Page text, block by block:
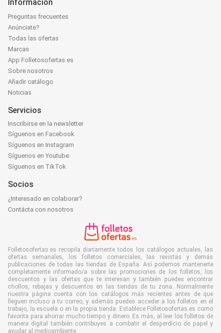
Información
Preguntas frecuentes
Anúnciate?
Todas las ofertas
Marcas
App Folletosofertas.es
Sobre nosotros
Añadir catálogo
Noticias
Servicios
Inscribirse en la newsletter
Síguenos en Facebook
Síguenos en Instagram
Síguenos en Youtube
Síguenos en TikTok
Socios
¿Interesado en colaborar?
Contácta con nosotros
Folletosofertas.es recopila diariamente todos los catálogos actuales, las
ofertas semanales, los folletos comerciales, las revistas y demás
publicaciones de todas las tiendas de España. Así podemos mantenerte
completamente informado/a sobre las promociones de los folletos, los
descuentos y las ofertas que te interesan y también puedes encontrar
chollos, rebajas y descuentos en las tiendas de tu zona. Normalmente
nuestra página cuenta con los catálogos más recientes antes de que
lleguen incluso a tu correo, y además puedes acceder a los folletos en el
trabajo, la escuela o en la propia tienda. Establece Folletosofertas.es como
favorita para ahorrar mucho tiempo y dinero. Es más, al leer los folletos de
manera digital también contribuyes a combatir el desperdicio de papel y
ayudar al medioambiente.